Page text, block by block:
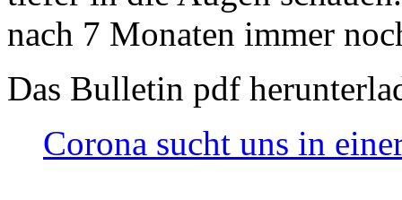
nach 7 Monaten immer
Das Bulletin pdf
Corona sucht uns in